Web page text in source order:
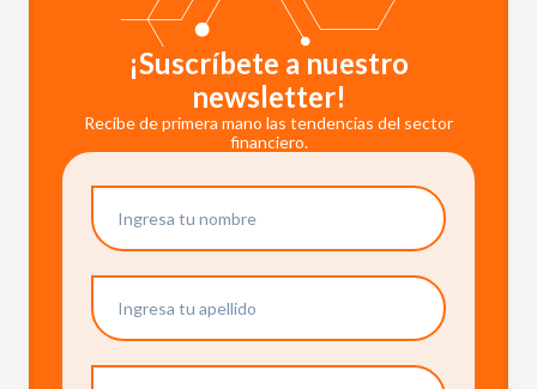
¡Suscríbete a nuestro
newsletter!
Recibe de primera mano las tendencias del sector
financiero.